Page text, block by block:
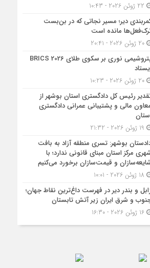
دیر؛ مسیر نجاتی که در بن‌بست
مانده است
20 ژوئن 2026 - 20:41
پتروشیمی نوری بر سکوی طلای BRICS 2026
20 ژوئن 2026 - 10:23
رئیس کل دادگستری استان بوشهر از
مالی و پشتیبانی عمرانی دادگستری
بوشهر: تسری منطقه آزاد به بافت
مرکز استان مبنای قانونی ندارد؛ با
و قیمت‌سازان برخورد می‌کنیم
و بندر دیر در فهرست داغ‌ترین نقاط جهان؛
و شرق ایران زیر آتش تابستان
16 ژوئن 2026 - 16:30